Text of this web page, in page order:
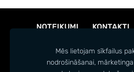
NOTEIKUMI KONTAKTI
Mēs lietojam sīkfailus
nodrošināšanai,